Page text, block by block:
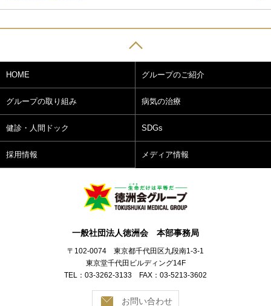
HOME グループのご紹介
グループの取り組み 病気の治療
健診・人間ドック SDGs
採用情報 メディア情報
一般社団法人徳洲会 本部事務局
〒102-0074 東京都千代田区九段南1-3-1
東京堂千代田ビルディング14F
TEL：03-3262-3133 FAX：03-5213-3602
お問い合わせ